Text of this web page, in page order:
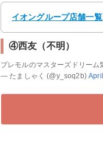
イオングループ店舗一覧
④西友（不明）
プレモルのマスターズドリー
— たましゃく (@y_soq2b)